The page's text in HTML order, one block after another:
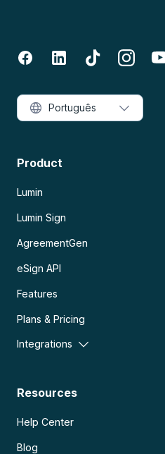
Product
Lumin
Lumin Sign
AgreementGen
eSign API
Features
Plans & Pricing
Integrations
Resources
Help Center
Blog
Português